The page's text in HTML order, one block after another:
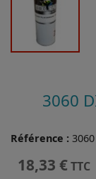
3060
Référence : 3060
18,33 €TTC